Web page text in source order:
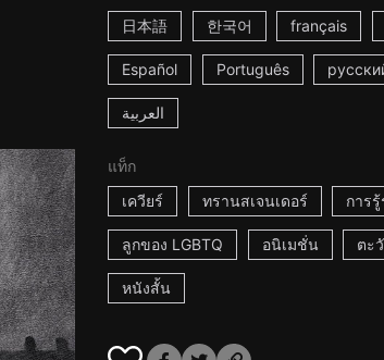
日本語 한국어 français
Español Português
العربية
แท็ก
เควียร์
ทรานสเจนเดอร์ การ
ลูกของ LGBTQ อนิเมชั่น ตะ
หนังสั้น